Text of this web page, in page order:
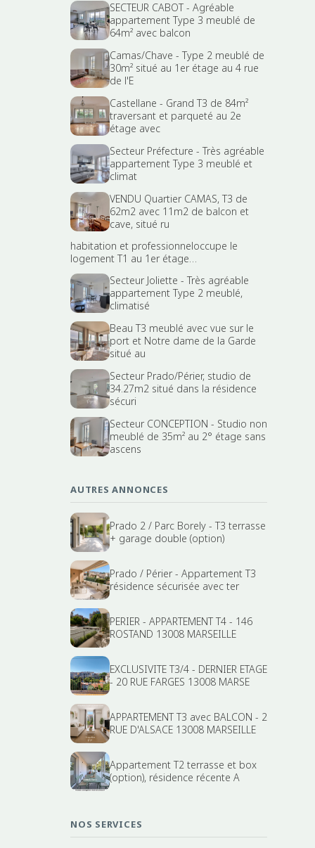
SECTEUR CABOT - Agréable
appartement Type 3 meublé de
64m² avec balcon
Camas/Chave - Type 2 meublé de
30m² situé au 1er étage au 4 rue
de l'E
Castellane - Grand T3 de 84m²
traversant et parqueté au 2e
étage avec
Secteur Préfecture - Très agréable
appartement Type 3 meublé et
climat
VENDU Quartier CAMAS, T3 de
62m2 avec 11m2 de balcon et
cave, situé ru
habitation et professionneloccupe le
logement T1 au 1er étage…
Secteur Joliette - Très agréable
appartement Type 2 meublé,
climatisé
Beau T3 meublé avec vue sur le
port et Notre dame de la Garde
situé au
Secteur Prado/Périer, studio de
34.27m2 situé dans la résidence
sécuri
Secteur CONCEPTION - Studio non
meublé de 35m² au 2° étage sans
ascens
AUTRES ANNONCES
Prado 2 / Parc Borely - T3 terrasse
+ garage double (option)
Prado / Périer - Appartement T3
résidence sécurisée avec ter
PERIER - APPARTEMENT T4 - 146
ROSTAND 13008 MARSEILLE
EXCLUSIVITE T3/4 - DERNIER ETAGE
- 20 RUE FARGES 13008 MARSE
APPARTEMENT T3 avec BALCON - 2
RUE D'ALSACE 13008 MARSEILLE
Appartement T2 terrasse et box
(option), résidence récente A
NOS SERVICES